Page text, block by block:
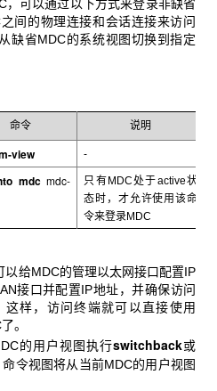
，可以通过以下方式来登录非缺省
间的物理连接和会话连接来访问
缺省MDC的系统视图切换到指定
命令 说明
view -
mdc mdc-
只有MDC处于active状
态时，才允许使用该命
令来登录MDC
以给MDC的管理以太网接口配置IP
接口并配置IP地址，并确保访问
样，访问终端就可以直接使用
。
的用户视图执行switchback或
令视图将从当前MDC的用户视图